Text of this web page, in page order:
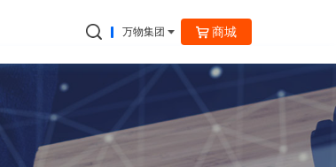
万物集团 商城